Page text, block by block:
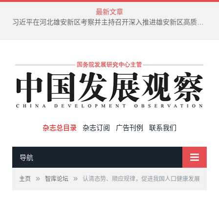
最新文章
新兴产业废弃物循环利用技术演进趋势
杂志总目录 杂志订阅 广告刊例 联系我们
导航
主页 » 智库论坛 » 认清态势、顺应规律，促进我国人口健康发展